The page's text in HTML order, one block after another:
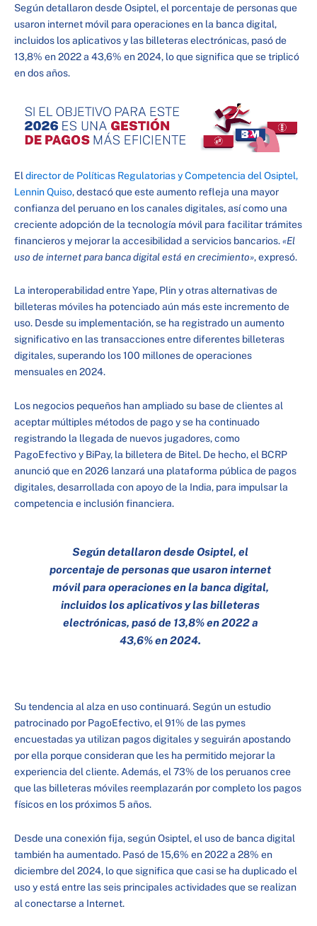
Según detallaron desde Osiptel, el porcentaje de personas que
usaron internet móvil para operaciones en la banca digital,
incluidos los aplicativos y las billeteras electrónicas, pasó de
13,8% en 2022 a 43,6% en 2024, lo que significa que se triplicó
en dos años.
El director de Políticas Regulatorias y Competencia del Osiptel,
Lennin Quiso, destacó que este aumento refleja una mayor
confianza del peruano en los canales digitales, así como una
creciente adopción de la tecnología móvil para facilitar trámites
financieros y mejorar la accesibilidad a servicios bancarios.«El
uso de internet para banca digital está en crecimiento», expresó.
La interoperabilidad entre Yape, Plin y otras alternativas de
billeteras móviles ha potenciado aún más este incremento de
uso. Desde su implementación, se ha registrado un aumento
significativo en las transacciones entre diferentes billeteras
digitales, superando los 100 millones de operaciones
mensuales en 2024.
Los negocios pequeños han ampliado su base de clientes al
aceptar múltiples métodos de pago y se ha continuado
registrando la llegada de nuevos jugadores, como
PagoEfectivo y BiPay, la billetera de Bitel. De hecho, el BCRP
anunció que en 2026 lanzará una plataforma pública de pagos
digitales, desarrollada con apoyo de la India, para impulsar la
competencia e inclusión financiera.
Según detallaron desde Osiptel, el
porcentaje de personas que usaron internet
móvil para operaciones en la banca digital,
incluidos los aplicativos y las billeteras
electrónicas, pasó de 13,8% en 2022 a
43,6% en 2024.
Su tendencia al alza en uso continuará. Según un estudio
patrocinado por PagoEfectivo, el 91% de las pymes
encuestadas ya utilizan pagos digitales y seguirán apostando
por ella porque consideran que les ha permitido mejorar la
experiencia del cliente. Además, el 73% de los peruanos cree
que las billeteras móviles reemplazarán por completo los pagos
físicos en los próximos 5 años.
Desde una conexión fija, según Osiptel, el uso de banca digital
también ha aumentado. Pasó de 15,6% en 2022 a 28% en
diciembre del 2024, lo que significa que casi se ha duplicado el
uso y está entre las seis principales actividades que se realizan
al conectarse a Internet.